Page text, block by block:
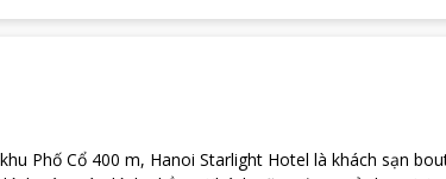
Phố Cổ 400 m, Hanoi Starlight Hotel là khách sạn